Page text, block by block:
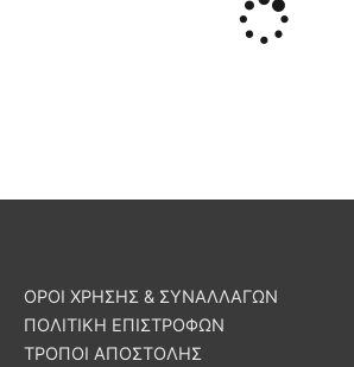
ΟΡΟΙ ΧΡΗΣΗΣ & ΣΥΝΑΛΛΑΓΩΝ
ΠΟΛΙΤΙΚΗ ΕΠΙΣΤΡΟΦΩΝ
ΤΡΟΠΟΙ ΑΠΟΣΤΟΛΗΣ